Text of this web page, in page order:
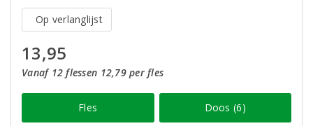
Op verlanglijst
13,95
Vanaf 12 flessen 12,79 per fles
Fles Doos (6)